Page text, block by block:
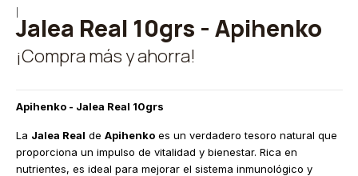
Jalea Real 10grs - Apihenko
¡Compra más y ahorra!
Apihenko - Jalea Real 10grs
La Jalea Real de Apihenkoes un verdadero tesoro natural que
proporciona un impulso de vitalidad y bienestar. Rica en
nutrientes, es ideal para mejorar el sistema inmunológico y